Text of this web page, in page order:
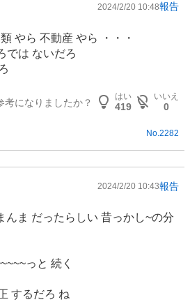
2024/2/20 10:48報告
やら 不動産 やら ・・・
では ないだろ
考になりましたか？
はい
419
いいえ
0
No.2282
2024/2/20 10:43報告
んま だったらしい 昔っかし~の分
っと 続く
するだろ ね